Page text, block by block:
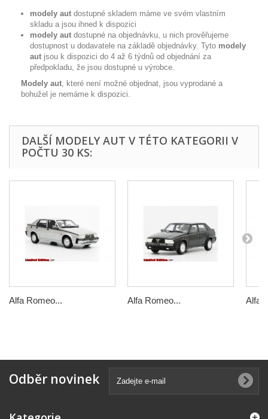
modely aut dostupné skladem máme ve svém vlastním
skladu a jsou ihned k dispozici
modely aut dostupné na objednávku, u nich prověřujeme
dostupnost u dodavatele na základě objednávky. Tyto modely
aut jsou k dispozici do 4 až 6 týdnů od objednání za
předpokladu, že jsou dostupné u výrobce.
Modely aut, které není možné objednat, jsou vyprodané a
bohužel je nemáme k dispozici.
DALŠÍ MODELY AUT V TÉTO KATEGORII V
POČTU 30 KS:
Alfa Romeo... Alfa Romeo... Alfa
Odběr novinek